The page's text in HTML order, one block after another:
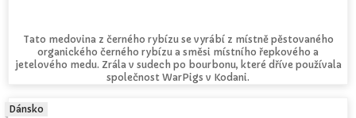
Tato medovina z černého rybízu se vyrábí z místně pěstovaného
organického černého rybízu a směsi místního řepkového a
jetelového medu. Zrála v sudech po bourbonu, které dříve používala
společnost WarPigs v Kodani.
Dánsko